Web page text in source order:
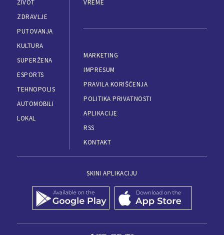
ŽIVOT
ZDRAVLJE
PUTOVANJA
KULTURA
SUPERŽENA
ESPORTS
TEHNOPOLIS
AUTOMOBILI
LOKAL
VREME
MARKETING
IMPRESUM
PRAVILA KORIŠĆENJA
POLITIKA PRIVATNOSTI
APLIKACIJE
RSS
KONTAKT
SKINI APLIKACIJU